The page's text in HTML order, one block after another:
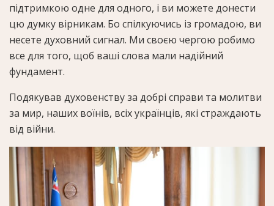
підтримкою одне для одного, і ви можете донести
цю думку вірникам. Бо спілкуючись із громадою, ви
несете духовний сигнал. Ми своєю чергою робимо
все для того, щоб ваші слова мали надійний
фундамент.
Подякував духовенству за добрі справи та молитви
за мир, наших воїнів, всіх українців, які страждають
від війни.